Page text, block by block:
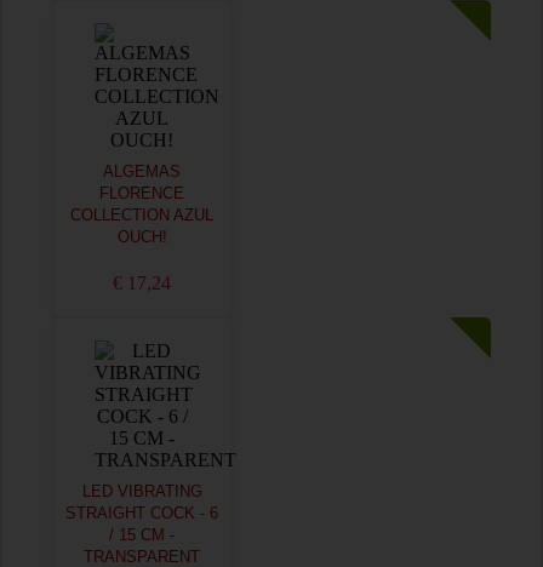
ALGEMAS
FLORENCE
COLLECTION AZUL
OUCH!
€ 17,24
LED VIBRATING
STRAIGHT COCK - 6
/ 15 CM -
TRANSPARENT